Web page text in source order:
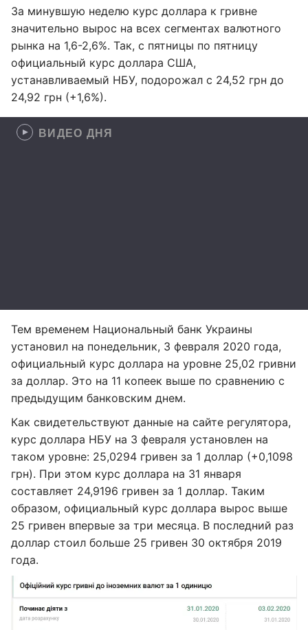
За минувшую неделю курс доллара к гривне
значительно вырос на всех сегментах валютного
рынка на 1,6-2,6%. Так, с пятницы по пятницу
официальный курс доллара США,
устанавливаемый НБУ, подорожал с 24,52 грн до
24,92 грн (+1,6%).
ВИДЕО ДНЯ
Тем временем Национальный банк Украины
установил на понедельник, 3 февраля 2020 года,
официальный курс доллара на уровне 25,02 гривни
за доллар. Это на 11 копеек выше по сравнению с
предыдущим банковским днем.
Как свидетельствуют данные на сайте регулятора,
курс доллара НБУ на 3 февраля установлен на
таком уровне: 25,0294 гривен за 1 доллар (+0,1098
грн). При этом курс доллара на 31 января
составляет 24,9196 гривен за 1 доллар. Таким
образом, официальный курс доллара вырос выше
25 гривен впервые за три месяца. В последний раз
доллар стоил больше 25 гривен 30 октября 2019
года.